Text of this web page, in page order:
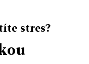
stres?